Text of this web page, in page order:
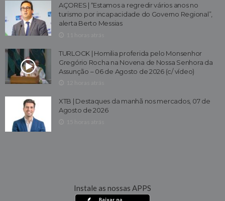
AÇORES | “Estamos a regredir vários anos no
turismo por incapacidade do Governo Regional”,
alerta Berto Messias
TURLOCK | Homilia proferida pelo Monsenhor
Gregório Rocha na Novena de Nossa Senhora da
Assunção – 06 de Agosto de 2026 (c/ vídeo)
XTB | Destaques da manhã nos mercados, 07 de
Agosto de 2026
Instale as nossas APPS